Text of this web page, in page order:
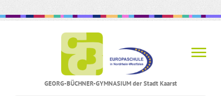
GEORG-BÜCHNER-GYMNASIUM der Stadt Kaarst